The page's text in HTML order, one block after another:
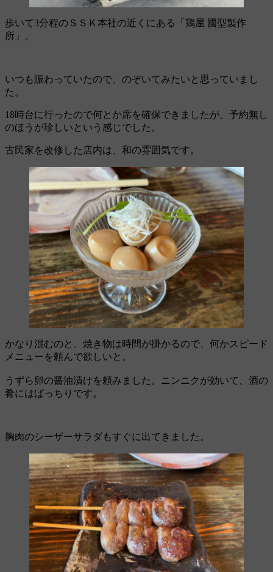
歩いて3分程のＳＳＫ本社の近くにある「鶏屋 國型製作
所」。
いつも賑わっていたので、のぞいてみたいと思っていまし
た。
18時台に行ったので何とか席を確保できましたが、予約無し
のほうが珍しいという感じでした。
古民家を改修した店内は、和の雰囲気です。
かなり混むのと、焼き物は時間が掛かるので、何かスピード
メニューを頼んで欲しいと。
うずら卵の醤油漬けを頼みました。ニンニクが効いて、酒の
肴にはばっちりです。
胸肉のシーザーサラダもすぐに出てきました。